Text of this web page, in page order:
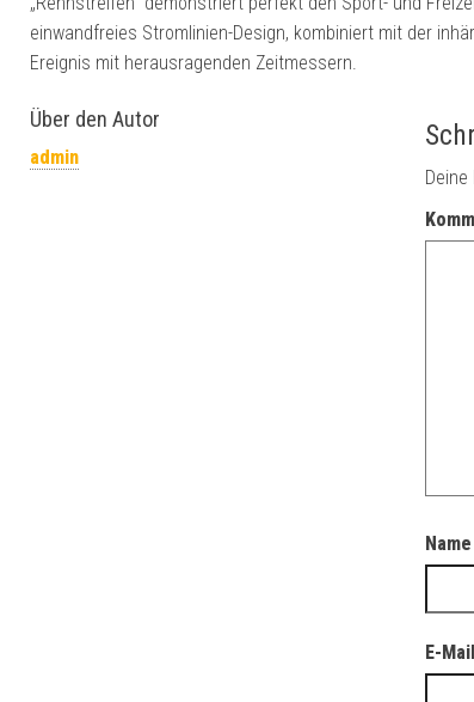
einwandfreies Stromlinien-Design, kombiniert mit der
Ereignis mit herausragenden Zeitmessern.
Über den Autor
admin
Name
E-